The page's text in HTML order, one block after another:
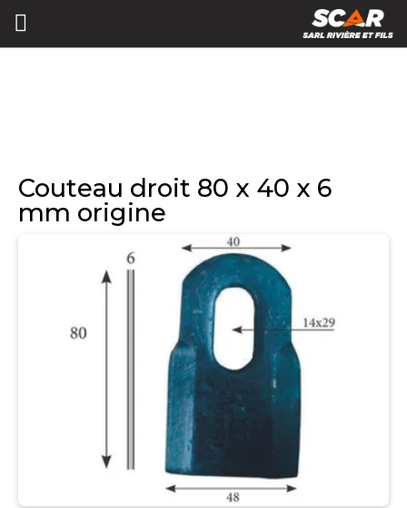
Couteau droit 80 x 40 x 6
mm origine